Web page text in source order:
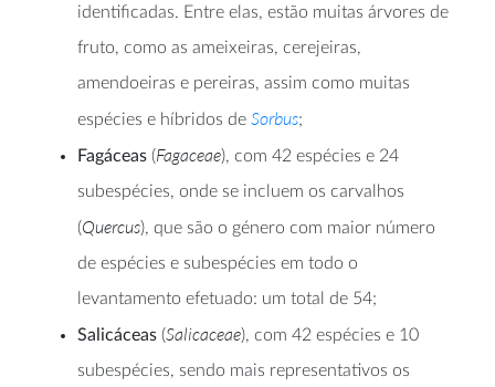
identificadas. Entre elas, estão muitas árvores de
fruto, como as ameixeiras, cerejeiras,
amendoeiras e pereiras, assim como muitas
espécies e híbridos de Sorbus;
Fagáceas (Fagaceae), com 42 espécies e 24
subespécies, onde se incluem os carvalhos
(Quercus), que são o género com maior número
de espécies e subespécies em todo o
levantamento efetuado: um total de 54;
Salicáceas (Salicaceae), com 42 espécies e 10
subespécies, sendo mais representativos os